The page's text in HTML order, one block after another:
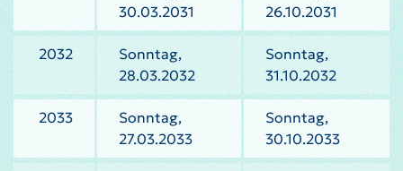
30.03.2031
26.10.2031
2032
Sonntag,
28.03.2032
Sonntag,
31.10.2032
2033
Sonntag,
27.03.2033
Sonntag,
30.10.2033